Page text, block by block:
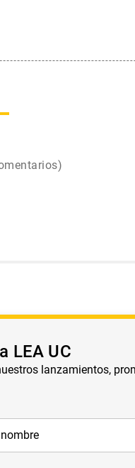
LEA UC
lanzamientos,